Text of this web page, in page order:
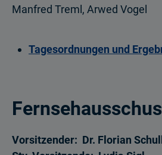
Manfred Treml, Arwed Vogel
Tagesordnungen und
Vorsitzender: Dr. Florian